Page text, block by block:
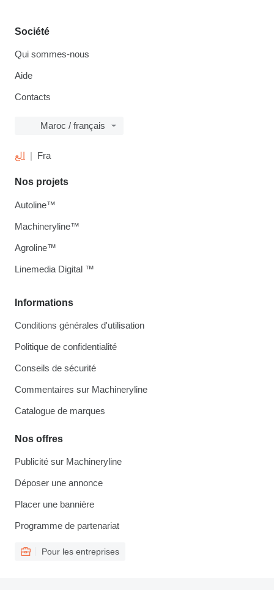
Société
Qui sommes-nous
Aide
Contacts
Maroc / français
الع Fra
Informations
Conditions générales d'utilisation
Politique de confidentialité
Conseils de sécurité
Commentaires sur Machineryline
Catalogue de marques
Nos offres
Publicité sur Machineryline
Déposer une annonce
Placer une bannière
Programme de partenariat
Pour les entreprises
Nos projets
Autoline™
Machineryline™
Agroline™
Linemedia Digital ™